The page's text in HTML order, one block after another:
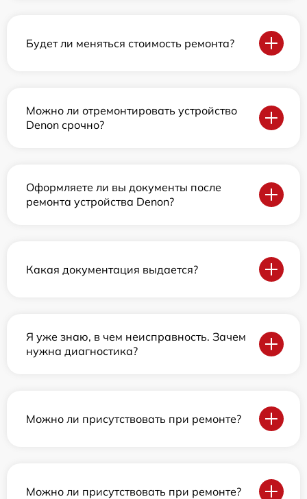
Будет ли меняться стоимость ремонта?
Можно ли отремонтировать устройство
Denon срочно?
Оформляете ли вы документы после
ремонта устройства Denon?
Какая документация выдается?
Я уже знаю, в чем неисправность. Зачем
нужна диагностика?
Можно ли присутствовать при ремонте?
Можно ли присутствовать при ремонте?